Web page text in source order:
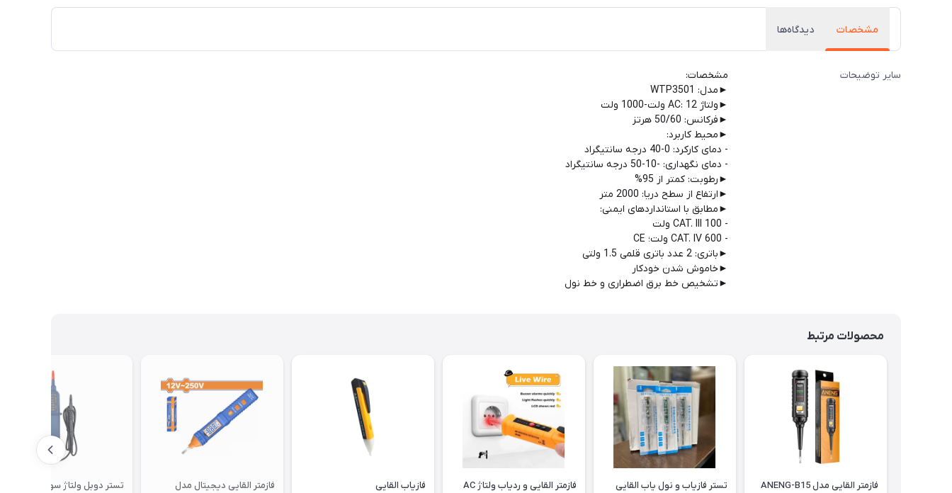
مشخصات دیدگاه‌ها
سایر توضیحات
مشخصات:
►مدل: WTP3501
►ولتاژ AC: 12 ولت-1000 ولت
►فرکانس: 50/60 هرتز
►محیط کاربرد:
- دمای کارکرد: 0-40 درجه سانتیگراد
- دمای نگهداری: -10-50 درجه سانتیگراد
►رطوبت: کمتر از 95%
►ارتفاع از سطح دریا: 2000 متر
►مطابق با استانداردهای ایمنی:
- CAT. III 100 ولت
- CAT. IV 600 ولت؛ CE
►باتری: 2 عدد باتری قلمی 1.5 ولتی
►خاموش شدن خودکار
►تشخیص خط برق اضطراری و خط نول
محصولات مرتبط
فازمتر القایی مدل ANENG-B15
تستر فازیاب و نول یاب القایی
فازمتر القایی و ردیاب ولتاژ AC
فازیاب القایی
فازمتر القایی دیجیتال مدل
تستر دوبل ولتاژ سون الکتریک